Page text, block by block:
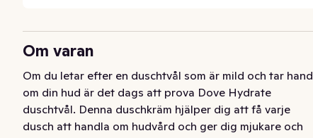
Om varan
Om du letar efter en duschtvål som är mild och tar hand
om din hud är det dags att prova Dove Hydrate
duschtvål. Denna duschkräm hjälper dig att få varje
dusch att handla om hudvård och ger dig mjukare och